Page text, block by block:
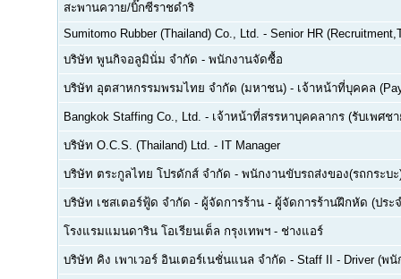
สะพานควาย/บิ๊กซีราชดำริ
Sumitomo Rubber (Thailand) Co., Ltd. - Senior HR
บริษัท พูนกิจอลูมินั่ม จำกัด - พนักงานจัดซื้อ
บริษัท อุตสาหกรรมพรมไทย จำกัด (มหาชน) - เจ้าหน้าที่บุคคล
Bangkok Staffing Co., Ltd. - เจ้าหน้าที่สรรหาบุคคลากร (รับเพศช
บริษัท O.C.S. (Thailand) Ltd. - IT Manager
บริษัท ตระกูลไทย โปรดักส์ จำกัด - พนักงานขับรถส่งของ(รถกระบะ
บริษัท เชสเตอร์ฟู้ด จำกัด - ผู้จัดการร้าน - ผู้จัดการร้านฝึกหัด (ประ
โรงแรมแมนดาริน โอเรียนเต็ล กรุงเทพฯ - ช่างแอร์
บริษัท คิง เพาเวอร์ อินเตอร์เนชั่นแนล จำกัด - Staff II - Driver (พ